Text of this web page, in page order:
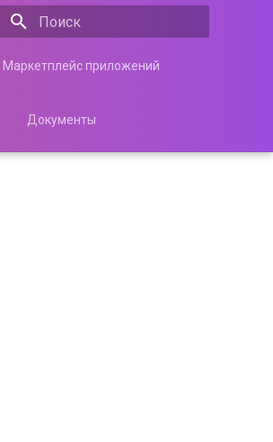
Маркетплейс приложений
Документы